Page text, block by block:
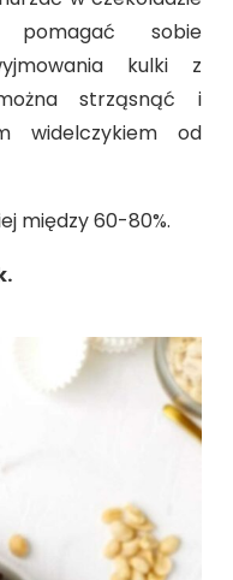
sobie
kulki z
strząsnąć i
widelczykiem od
między 60-80%.